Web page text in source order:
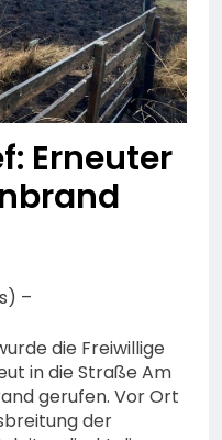
Erneuter
–
die Freiwillige
in die Straße Am
gerufen. Vor Ort
der